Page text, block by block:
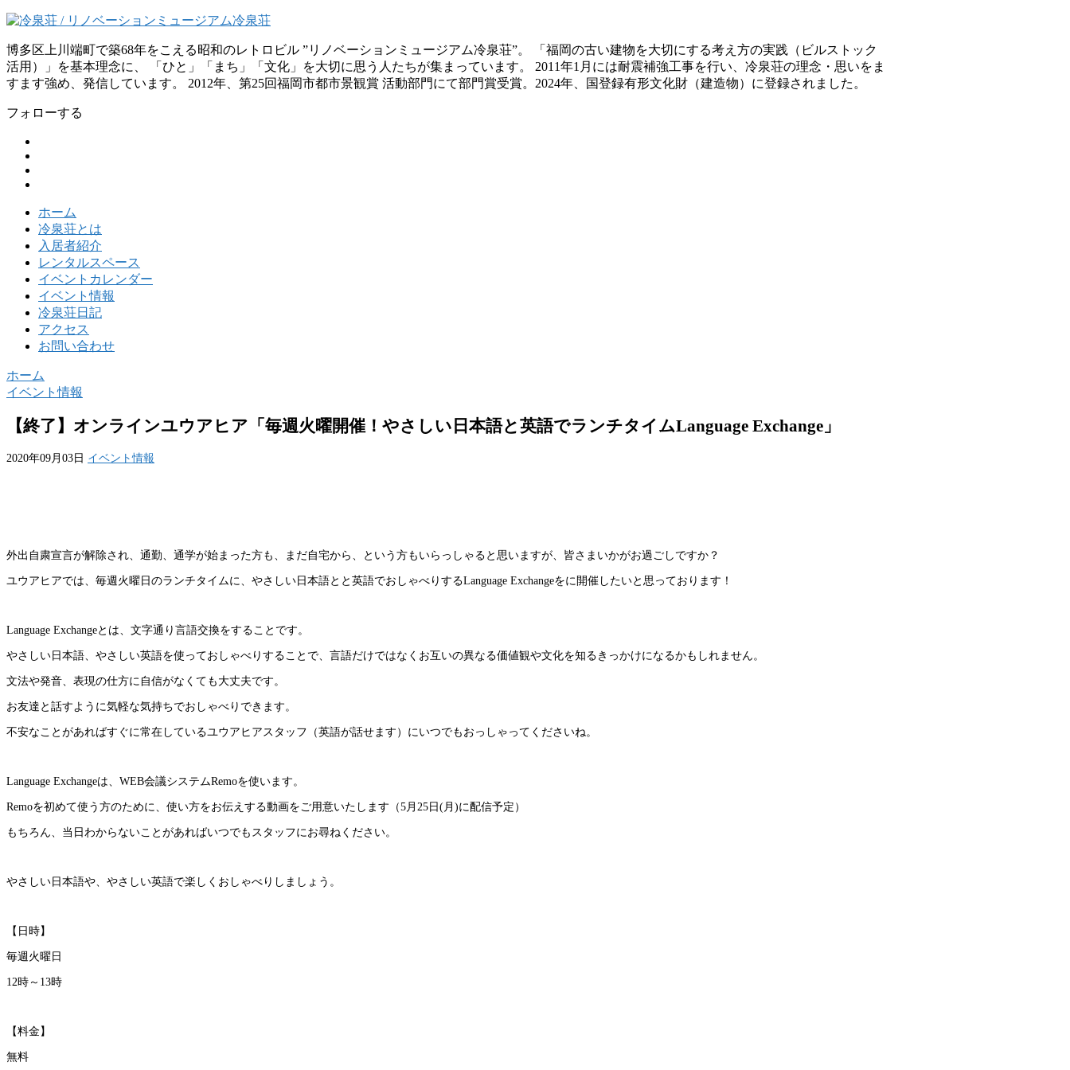
博多区上川端町で築68年をこえる昭和のレトロビル ”リノベーションミュージアム冷泉荘”。 「福岡の古い建物を大切にする考え方の実践（ビルストック
活用）」を基本理念に、 「ひと」「まち」「文化」を大切に思う人たちが集まっています。 2011年1月には耐震補強工事を行い、冷泉荘の理念・思いをま
すます強め、発信しています。 2012年、第25回福岡市都市景観賞 活動部門にて部門賞受賞。2024年、国登録有形文化財（建造物）に登録されました。
フォローする
ホーム
冷泉荘とは
入居者紹介
レンタルスペース
イベントカレンダー
イベント情報
冷泉荘日記
アクセス
お問い合わせ
ホーム
イベント情報
【終了】オンラインユウアヒア「毎週火曜開催！やさしい日本語と英語でランチタイムLanguage Exchange」
2020年09月03日 イベント情報
外出自粛宣言が解除され、通勤、通学が始まった方も、まだ自宅から、という方もいらっしゃると思いますが、皆さまいかがお過ごしですか？
ユウアヒアでは、毎週火曜日のランチタイムに、やさしい日本語とと英語でおしゃべりするLanguage Exchangeをに開催したいと思っております！
Language Exchangeとは、文字通り言語交換をすることです。
やさしい日本語、やさしい英語を使っておしゃべりすることで、言語だけではなくお互いの異なる価値観や文化を知るきっかけになるかもしれません。
文法や発音、表現の仕方に自信がなくても大丈夫です。
お友達と話すように気軽な気持ちでおしゃべりできます。
不安なことがあればすぐに常在しているユウアヒアスタッフ（英語が話せます）にいつでもおっしゃってくださいね。
Language Exchangeは、WEB会議システムRemoを使います。
Remoを初めて使う方のために、使い方をお伝えする動画をご用意いたします（5月25日(月)に配信予定）
もちろん、当日わからないことがあればいつでもスタッフにお尋ねください。
やさしい日本語や、やさしい英語で楽しくおしゃべりしましょう。
【日時】
毎週火曜日
12時～13時
【料金】
無料